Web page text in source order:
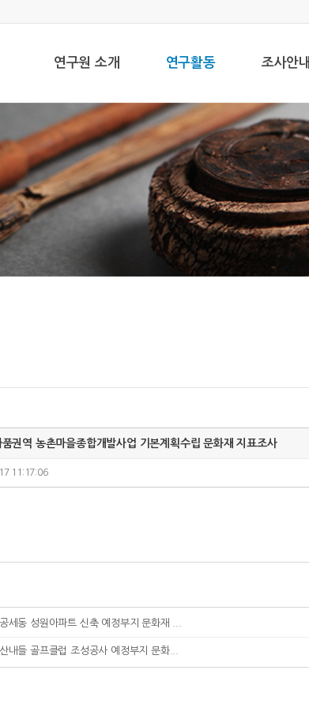
연구원 소개 연구활동 조사안내
권역 농촌마을종합개발사업 기본계획수립 문화재 지표조사
11:17:06
세동 성원아파트 신축 예정부지 문화재 ...
내들 골프클럽 조성공사 예정부지 문화...